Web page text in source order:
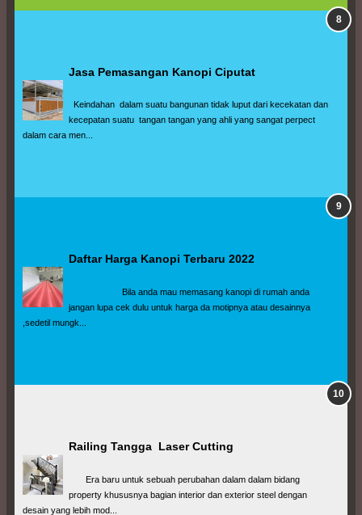
Jasa Pemasangan Kanopi Ciputat
Keindahan  dalam suatu bangunan tidak luput dari kecekatan dan
kecepatan suatu  tangan tangan yang ahli yang sangat perpect
dalam cara men...
Daftar Harga Kanopi Terbaru 2022
Bila anda mau memasang kanopi di rumah anda
jangan lupa cek dulu untuk harga da motipnya atau desainnya
,sedetil mungk...
Railing Tangga  Laser Cutting
Era baru untuk sebuah perubahan dalam dalam bidang
property khususnya bagian interior dan exterior steel dengan
desain yang lebih mod...